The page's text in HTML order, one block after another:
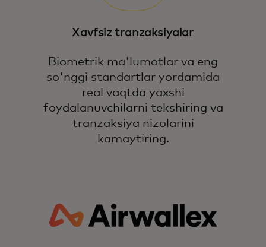
Xavfsiz tranzaksiyalar
Biometrik ma'lumotlar va eng
so'nggi standartlar yordamida
real vaqtda yaxshi
foydalanuvchilarni tekshiring va
tranzaksiya nizolarini
kamaytiring.